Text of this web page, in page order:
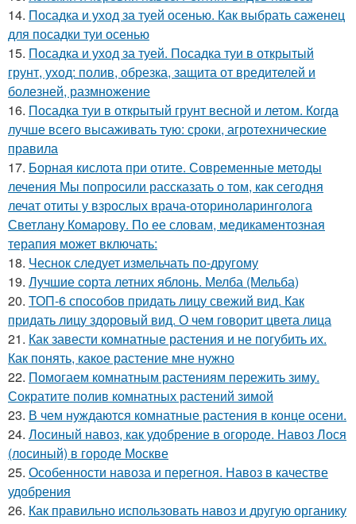
14. Посадка и уход за туей осенью. Как выбрать саженец
для посадки туи осенью
15. Посадка и уход за туей. Посадка туи в открытый
грунт, уход: полив, обрезка, защита от вредителей и
болезней, размножение
16. Посадка туи в открытый грунт весной и летом. Когда
лучше всего высаживать тую: сроки, агротехнические
правила
17. Борная кислота при отите. Современные методы
лечения Мы попросили рассказать о том, как сегодня
лечат отиты у взрослых врача-оториноларинголога
Светлану Комарову. По ее словам, медикаментозная
терапия может включать:
18. Чеснок следует измельчать по-другому
19. Лучшие сорта летних яблонь. Мелба (Мельба)
20. ТОП-6 способов придать лицу свежий вид. Как
придать лицу здоровый вид. О чем говорит цвета лица
21. Как завести комнатные растения и не погубить их.
Как понять, какое растение мне нужно
22. Помогаем комнатным растениям пережить зиму.
Сократите полив комнатных растений зимой
23. В чем нуждаются комнатные растения в конце осени.
24. Лосиный навоз, как удобрение в огороде. Навоз Лося
(лосиный) в городе Москве
25. Особенности навоза и перегноя. Навоз в качестве
удобрения
26. Как правильно использовать навоз и другую органику